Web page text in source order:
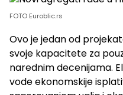
FOTO Euroblic.rs
Ovo je jedan od
svoje kapacitete za
narednim decenijama.
vode ekonomskije